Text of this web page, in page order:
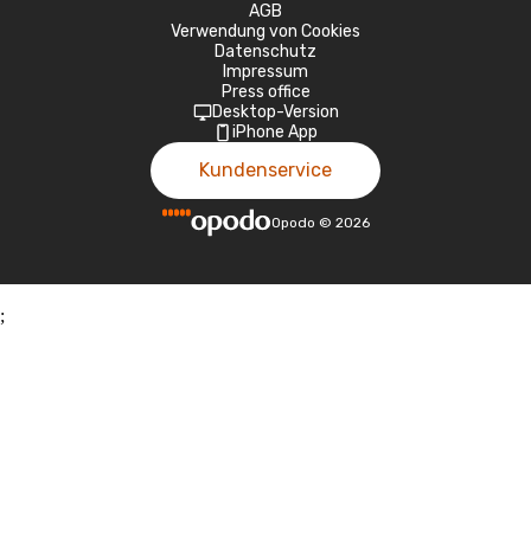
AGB
Verwendung von Cookies
Datenschutz
Impressum
Press office
Desktop-Version
iPhone App
Kundenservice
Opodo © 2026
;